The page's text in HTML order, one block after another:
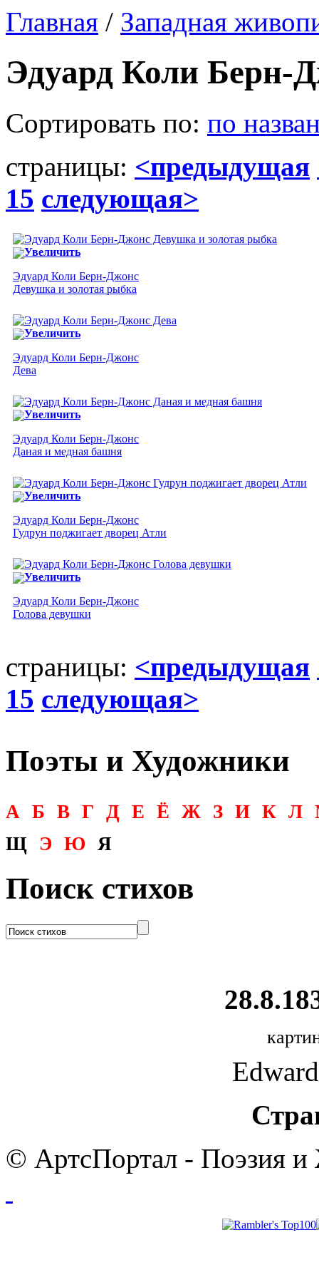
Главная / Западная
Эдуард Коли Берн-
Сортировать по: по
страницы: <предыдущая
15 следующая>
Увеличить
Эдуард Коли Берн-Джонс
Девушка и золотая рыбка
Увеличить
Эдуард Коли Берн-Джонс
Дева
Увеличить
Эдуард Коли Берн-Джонс
Даная и медная башня
Увеличить
Эдуард Коли Берн-Джонс
Гудрун поджигает дворец Атли
Увеличить
Эдуард Коли Берн-Джонс
Голова девушки
страницы: <предыдущая
15 следующая>
Поэты и Художники
А Б В Г Д Е Ё Ж З И К Л
Щ
Э Ю Я
Поиск стихов
© АртсПортал - Поэзия